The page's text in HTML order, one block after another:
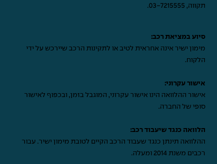
תקווה, 03-7215555
.
סיוע במציאת רכב:
מימון ישיר אינה אחראית לטיב או לתקינות הרכב שיירכש על ידי
הלקוח.
אישור עקרוני:
אישור ההלוואה הינו אישור עקרוני, המוגבל בזמן, ובכפוף לאישור
סופי של החברה.
הלוואה כנגד שיעבוד רכב:
ההלוואה תינתן כנגד שעבוד הרכב הקיים לטובת מימון ישיר. עבור
רכבים משנת 2014 ומעלה.